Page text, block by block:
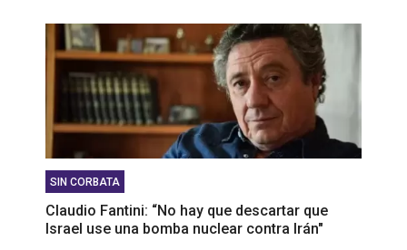
SIN CORBATA
Claudio Fantini: “No hay que descartar que
Israel use una bomba nuclear contra Irán"